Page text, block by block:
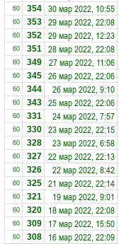
60 354 30 мар 2022, 10:55
60 353 29 мар 2022, 22:08
60 352 29 мар 2022, 12:23
60 351 28 мар 2022, 22:08
60 349 27 мар 2022, 11:06
60 345 26 мар 2022, 22:06
60 344 26 мар 2022, 9:10
60 343 25 мар 2022, 22:06
60 331 24 мар 2022, 7:57
60 330 23 мар 2022, 22:15
60 328 23 мар 2022, 6:58
60 327 22 мар 2022, 22:13
60 326 22 мар 2022, 8:42
60 325 21 мар 2022, 22:14
60 321 19 мар 2022, 9:01
60 320 18 мар 2022, 22:08
60 309 17 мар 2022, 15:50
60 308 16 мар 2022, 22:09